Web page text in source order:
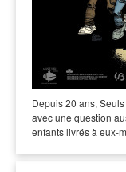
Depuis 20 ans,
avec une question
enfants livrés à eux-